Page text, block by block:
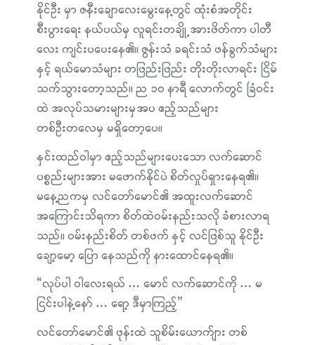
နိုင်ဦး မှာ ဇနီးချောလေးမွေးနေ့တွင် ထုံးစံအတိုင်း
စီးပွားရေး နယ်ပယ်မှ လူရင်းတချို့အားဖိတ်ကာ ပါတီ
လေး ကျင်းပပေးနေ၏။ ဇွန်းသံ ခရင်းသံ ဖန်ခွက်သံများ
နှင့် ရယ်မောသံများ တဖြည်းဖြည်း တိုးတိုးလာရင်း ငြိမ်
သက်သွားတော့သည်။ ည ၁၀ နာရီ လောက်တွင် ခြံဝင်း
ထဲ အလုပ်သမားများမှအပ ဧည့်သည်များ
တစ်ဦးတလေမှ မရှိတော့ပေ။
နှင်းထည်ဝါမှာ ဧည့်သည်များပေးသော လက်ဆောင်
ပစ္စည်းများအား မဖောက်နိုင်ပဲ စိတ်လှုပ်ရှားနေရ၏။
မနေ့ညကမှ လင်တော်မောင်၏ အထူးလက်ဆောင်
အကြောင်းသိရကာ စိတ်ထဲဝမ်းနည်းသလို ခံစားလာရ
သည်။ ဝမ်းနည်းစိတ် တစ်ဖက် နှင့် လင်ဖြစ်သူ နိုင်ဦး
ချော့မော့ ပြော နေသည်ကို နားထောင်နေရ၏။
“လုပ်ပါ ဝါလေးရယ် … မောင် လက်ဆောင်ကို … မ
ငြင်းပါနဲ့နော် … ရော့ ဒီမှာကြည့်”
လင်တော်မောင်၏ ဖုန်းထဲ သူစိမ်းယောက်ျား တစ်